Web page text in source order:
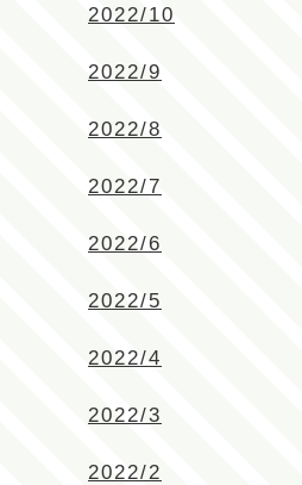
2022/10
2022/9
2022/8
2022/7
2022/6
2022/5
2022/4
2022/3
2022/2